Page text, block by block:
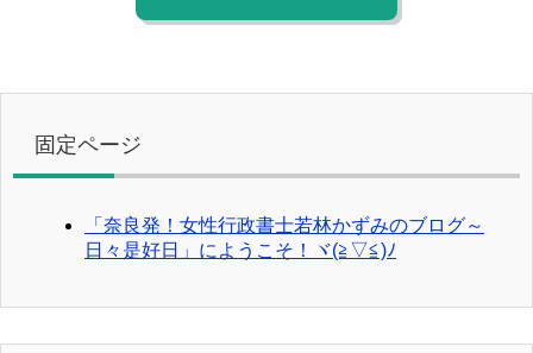
固定ページ
「奈良発！女性行政書士若林かずみのブログ～
日々是好日」にようこそ！ヾ(≧▽≦)ﾉ